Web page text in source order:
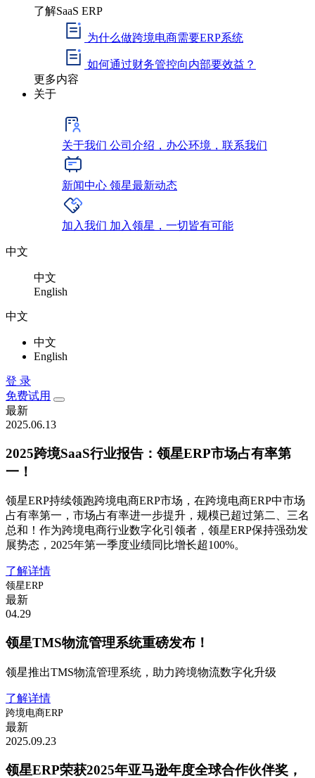
了解SaaS ERP
为什么做跨境电商需要ERP系统
如何通过财务管控向内部要效益？
更多内容
关于
关于我们 公司介绍，办公环境，联系我们
新闻中心 领星最新动态
加入我们 加入领星，一切皆有可能
中文
中文
English
中文
中文
English
登 录
免费试用
最新
2025.06.13
2025跨境SaaS行业报告：领星ERP市场占有率第
一！
领星ERP持续领跑跨境电商ERP市场，在跨境电商ERP中市场
占有率第一，市场占有率进一步提升，规模已超过第二、三名
总和！作为跨境电商行业数字化引领者，领星ERP保持强劲发
展势态，2025年第一季度业绩同比增长超100%。
了解详情
领星ERP
最新
04.29
领星TMS物流管理系统重磅发布！
领星推出TMS物流管理系统，助力跨境物流数字化升级
了解详情
跨境电商ERP
最新
2025.09.23
领星ERP荣获2025年亚马逊年度全球合作伙伴奖，